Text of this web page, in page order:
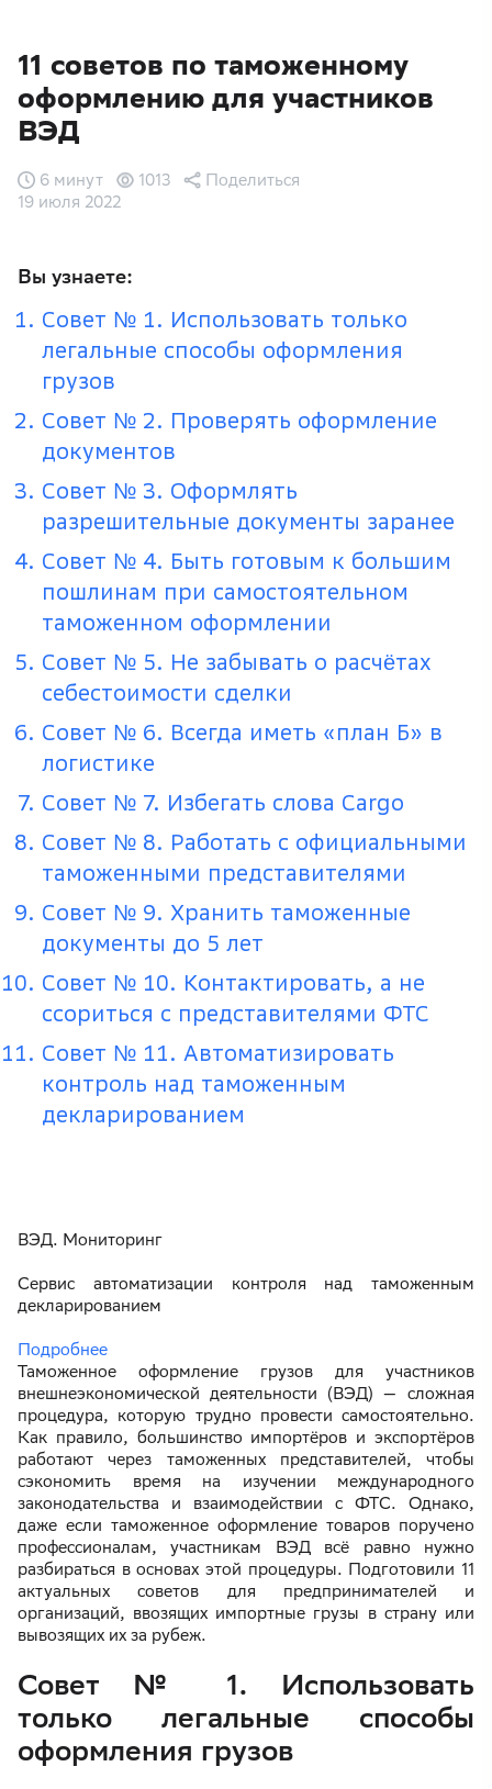
11 советов по таможенному
оформлению для участников
ВЭД
19 июля 2022
6 минут 1013 Поделиться
Вы узнаете:
Совет № 1. Использовать только
легальные способы оформления
грузов
Совет № 2. Проверять оформление
документов
Совет № 3. Оформлять
разрешительные документы заранее
Совет № 4. Быть готовым к большим
пошлинам при самостоятельном
таможенном оформлении
Совет № 5. Не забывать о расчётах
себестоимости сделки
Совет № 6. Всегда иметь «план Б» в
логистике
Совет № 7. Избегать слова Cargo
Совет № 8. Работать с официальными
таможенными представителями
Совет № 9. Хранить таможенные
документы до 5 лет
Совет № 10. Контактировать, а не
ссориться с представителями ФТС
Совет № 11. Автоматизировать
контроль над таможенным
декларированием
ВЭД. Мониторинг
Сервис автоматизации контроля над таможенным
декларированием
Подробнее
Таможенное оформление грузов для участников
внешнеэкономической деятельности (ВЭД) — сложная
процедура, которую трудно провести самостоятельно.
Как правило, большинство импортёров и экспортёров
работают через таможенных представителей, чтобы
сэкономить время на изучении международного
законодательства и взаимодействии с ФТС. Однако,
даже если таможенное оформление товаров поручено
профессионалам, участникам ВЭД всё равно нужно
разбираться в основах этой процедуры. Подготовили 11
актуальных советов для предпринимателей и
организаций, ввозящих импортные грузы в страну или
вывозящих их за рубеж.
Совет № 1. Использовать
только легальные способы
оформления грузов